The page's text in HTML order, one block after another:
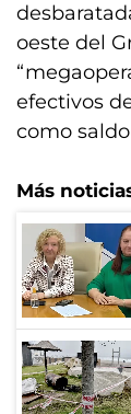
oeste del
efectivos
como
Más